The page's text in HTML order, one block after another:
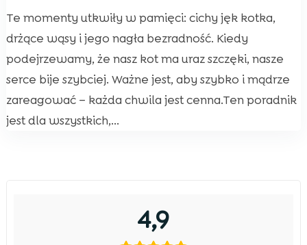
Te momenty utkwiły w pamięci: cichy jęk kotka,
drżące wąsy i jego nagła bezradność. Kiedy
podejrzewamy, że nasz kot ma uraz szczęki, nasze
serce bije szybciej. Ważne jest, aby szybko i mądrze
zareagować – każda chwila jest cenna.Ten poradnik
jest dla wszystkich,...
4,9